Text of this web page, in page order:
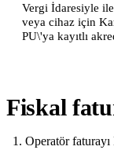
Vergi İdaresiyle
veya cihaz için
PU\'ya kayıtlı
Fiskal
Operatör